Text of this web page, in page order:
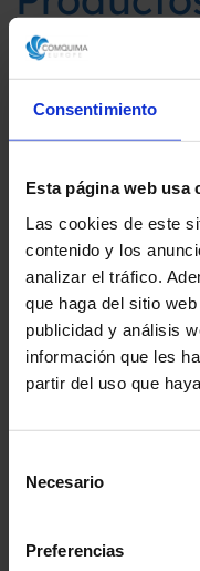
Consentimiento
Esta página web usa
Las cookies de este
contenido y los
analizar el tráfico.
que haga del sitio
publicidad y análisis
información que les
partir del uso que
Necesario
Preferencias